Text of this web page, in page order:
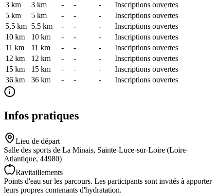
3 km
3 km - - -
Inscriptions ouvertes
5 km
5 km - - -
Inscriptions ouvertes
5,5 km 5.5 km - - -
Inscriptions ouvertes
10 km
10 km - - -
Inscriptions ouvertes
11 km
11 km - - -
Inscriptions ouvertes
12 km
12 km - - -
Inscriptions ouvertes
15 km
15 km - - -
Inscriptions ouvertes
36 km
36 km - - - Inscriptions ouvertes
Infos pratiques
Lieu de départ
Salle des sports de La Minais, Sainte-Luce-sur-Loire (Loire-
Atlantique, 44980)
Ravitaillements
Points d'eau sur les parcours. Les participants sont invités à apporter
leurs propres contenants d'hydratation.